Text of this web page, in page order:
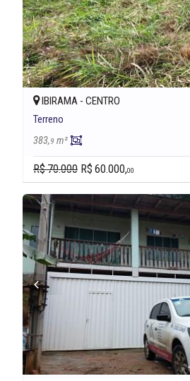
IBIRAMA - CENTRO
Terreno
383,9 m²
R$ 70.000 R$ 60.000,00